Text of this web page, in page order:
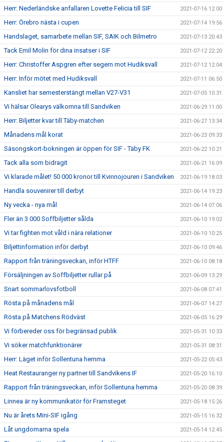
Herr: Nederländske anfallaren Lovette Felicia till SIF 2021-07-16 12:00
Herr: Örebro nästa i cupen 2021-07-14 19:56
Handslaget, samarbete mellan SIF, SAIK och Bilmetro 2021-07-13 20:43
Tack Emil Molin för dina insatser i SIF 2021-07-12 22:20
Herr: Christoffer Aspgren efter segern mot Hudiksvall 2021-07-12 12:04
Herr: Inför mötet med Hudiksvall 2021-07-11 06:50
Kansliet har semesterstängt mellan V27-V31 2021-07-05 10:31
Vi hälsar Olearys välkomna till Sandviken 2021-06-29 11:00
Herr: Biljetter kvar till Täby-matchen 2021-06-27 13:34
Månadens mål korat 2021-06-23 09:33
Säsongskort-bokningen är öppen för SIF - Täby FK 2021-06-22 10:21
Tack alla som bidragit 2021-06-21 16:09
Vi klarade målet! 50 000 kronor till Kvinnojouren i Sandviken 2021-06-19 18:03
Handla souvenirer till derbyt 2021-06-14 19:23
Ny vecka - nya mål 2021-06-14 07:06
Fler än 3 000 Soffbiljetter sålda 2021-06-10 19:02
Vi tar fighten mot våld i nära relationer 2021-06-10 10:25
Biljettinformation inför derbyt 2021-06-10 09:46
Rapport från träningsveckan, inför HTFF 2021-06-10 08:18
Försäljningen av Soffbiljetter rullar på 2021-06-09 13:29
Snart sommarlovsfotboll 2021-06-08 07:41
Rösta på månadens mål 2021-06-07 14:27
Rösta på Matchens Rödväst 2021-06-05 16:29
Vi förbereder oss för begränsad publik 2021-05-31 10:33
Vi söker matchfunktionärer 2021-05-31 08:31
Herr: Läget inför Sollentuna hemma 2021-05-22 05:43
Heat Restauranger ny partner till Sandvikens IF 2021-05-20 16:10
Rapport från träningsveckan, inför Sollentuna hemma 2021-05-20 08:39
Linnea är ny kommunikatör för Framsteget 2021-05-18 15:26
Nu är årets Mini-SIF igång 2021-05-15 16:32
Låt ungdomarna spela 2021-05-14 12:45